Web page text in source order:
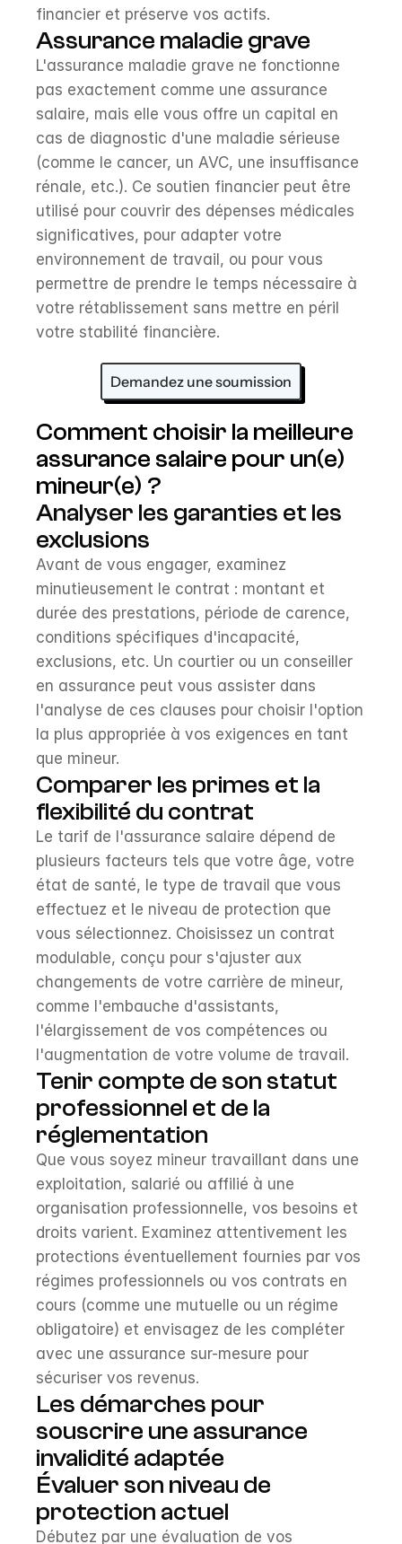
financier et préserve vos actifs.
Assurance maladie grave
L'assurance maladie grave ne fonctionne
pas exactement comme une assurance
salaire, mais elle vous offre un capital en
cas de diagnostic d'une maladie sérieuse
(comme le cancer, un AVC, une insuffisance
rénale, etc.). Ce soutien financier peut être
utilisé pour couvrir des dépenses médicales
significatives, pour adapter votre
environnement de travail, ou pour vous
permettre de prendre le temps nécessaire à
votre rétablissement sans mettre en péril
votre stabilité financière.
Demandez une soumission
Comment choisir la meilleure
assurance salaire pour un(e)
mineur(e) ?
Analyser les garanties et les
exclusions
Avant de vous engager, examinez
minutieusement le contrat : montant et
durée des prestations, période de carence,
conditions spécifiques d'incapacité,
exclusions, etc. Un courtier ou un conseiller
en assurance peut vous assister dans
l'analyse de ces clauses pour choisir l'option
la plus appropriée à vos exigences en tant
que mineur.
Comparer les primes et la
flexibilité du contrat
Le tarif de l'assurance salaire dépend de
plusieurs facteurs tels que votre âge, votre
état de santé, le type de travail que vous
effectuez et le niveau de protection que
vous sélectionnez. Choisissez un contrat
modulable, conçu pour s'ajuster aux
changements de votre carrière de mineur,
comme l'embauche d'assistants,
l'élargissement de vos compétences ou
l'augmentation de votre volume de travail.
Tenir compte de son statut
professionnel et de la
réglementation
Que vous soyez mineur travaillant dans une
exploitation, salarié ou affilié à une
organisation professionnelle, vos besoins et
droits varient. Examinez attentivement les
protections éventuellement fournies par vos
régimes professionnels ou vos contrats en
cours (comme une mutuelle ou un régime
obligatoire) et envisagez de les compléter
avec une assurance sur-mesure pour
sécuriser vos revenus.
Les démarches pour
souscrire une assurance
invalidité adaptée
Évaluer son niveau de
protection actuel
Débutez par une évaluation de vos